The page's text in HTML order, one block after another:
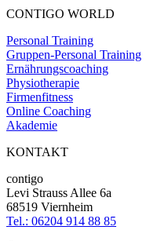
CONTIGO WORLD
Personal Training
Gruppen-Personal Training
Ernährungscoaching
Physiotherapie
Firmenfitness
Online Coaching
Akademie
KONTAKT
contigo
Levi Strauss Allee 6a
68519 Viernheim
Tel.: 06204 914 88 85